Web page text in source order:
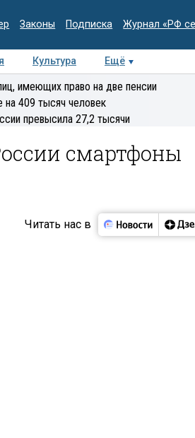
Законы Подписка Журнал «РФ
Культура
Ещё
Колумнисты
имеющих право на две пенсии
409 тысяч человек
превысила 27,2 тысячи
смартфоны
Читать нас в